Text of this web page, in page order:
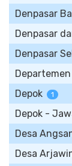
Denpasar
Denpasar
Denpasar
Depok 1
Depok -
Desa
Desa